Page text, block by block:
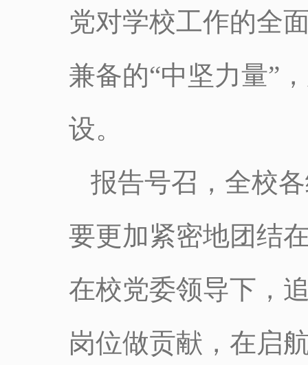
党对学校工作的全
兼备的“中坚力量”
设。
报告号召，全校
要更加紧密地团结
在校党委领导下，
岗位做贡献，在启